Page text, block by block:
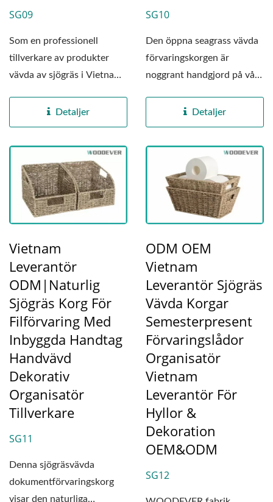
SG09
Som en professionell
tillverkare av produkter
vävda av sjögräs i Vietnam,
Detaljer
SG10
Den öppna seagrass vävda
förvaringskorgen är
noggrant handgjord på vår
Detaljer
Vietnam
Leverantör
ODM|Naturlig
Sjögräs Korg För
Filförvaring Med
Inbyggda Handtag
Handvävd
Dekorativ
Organisatör
Tillverkare
SG11
Denna sjögräsvävda
dokumentförvaringskorg
visar den naturliga
ODM OEM
Vietnam
Leverantör Sjögräs
Vävda Korgar
Semesterpresent
Förvaringslådor
Organisatör
Vietnam
Leverantör För
Hyllor &
Dekoration
OEM&ODM
SG12